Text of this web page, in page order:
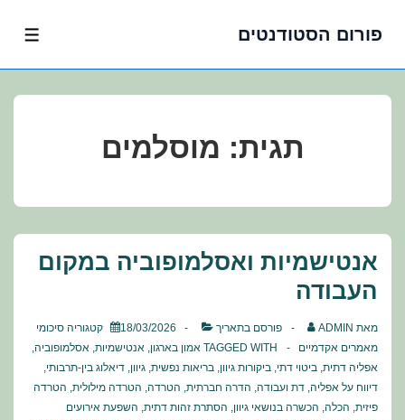
פורום הסטודנטים
תגית: מוסלמים
אנטישמיות ואסלמופוביה במקום
העבודה
מאת ADMIN פורסם בתאריך 18/03/2026 קטגוריה סיכומי
מאמרים אקדמיים
TAGGED WITH אמון בארגון, אנטישמיות, אסלמופוביה,
אפליה דתית, ביטוי דתי, ביקורות גיוון, בריאות נפשית, גיוון, דיאלוג בין-תרבותי,
דיווח על אפליה, דת ועבודה, הדרה חברתית, הטרדה, הטרדה מילולית, הטרדה
פיזית, הכלה, הכשרה בנושאי גיוון, הסתרת זהות דתית, השפעת אירועים